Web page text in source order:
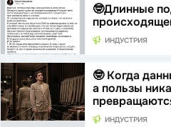
🤓Длинные
ИНДУСТРИЯ
🤓 Когда
а пользы
ИНДУСТРИЯ